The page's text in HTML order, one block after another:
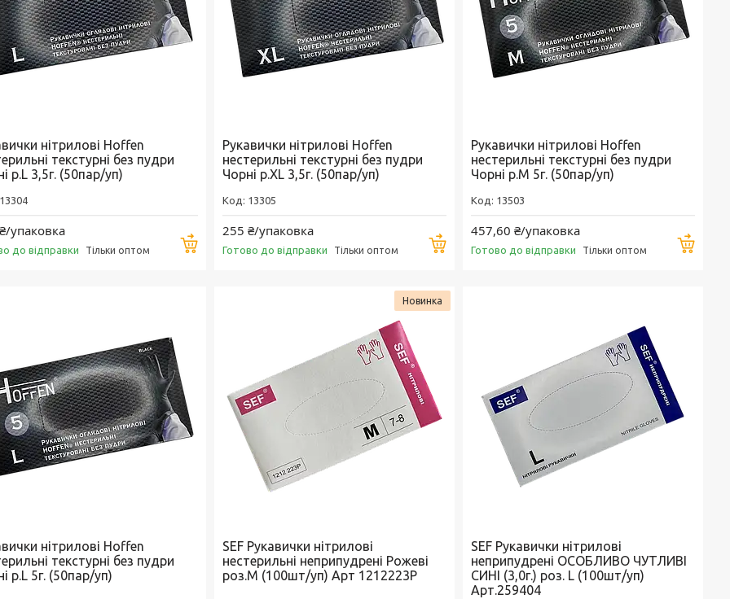
нітрилові Hoffen
текстурні без пудри
р.L 3,5г. (50пар/уп)
13304
упаковка
до відправки Тільки оптом Купити
Рукавички нітрилові Hoffen
нестерильні текстурні без пудри
Чорні р.XL 3,5г. (50пар/уп)
13305
255 ₴/упаковка
Готово до відправки Тільки оптом Купити
Рукавички нітрилові Hoffen
нестерильні текстурні без пудри
Чорні р.М 5г. (50пар/уп)
13503
457,60 ₴/упаковка
Готово до відправки Тільки оптом
нітрилові Hoffen
текстурні без пудри
р.L 5г. (50пар/уп)
Новинка
SEF Рукавички нітрилові
нестерильні неприпудрені Рожеві
роз.M (100шт/уп) Арт 1212223Р
SEF Рукавички нітрилові
неприпудрені ОСОБЛИВО ЧУТЛИВІ
СИНІ (3,0г.) роз. L (100шт/уп)
Арт.259404